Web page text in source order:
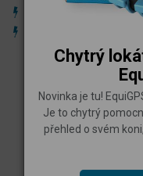
Chytrý
Novinka je tu!
Je to chytrý
přehled o svém
Vysoká hodnota